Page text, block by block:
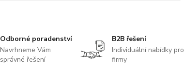
Odborné poradenství
Navrhneme Vám
správné řešení
B2B řešení
Individuální nabídky pro
firmy